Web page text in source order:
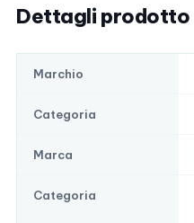
Dettagli prodotto
Marchio
Categoria
Marca
Categoria